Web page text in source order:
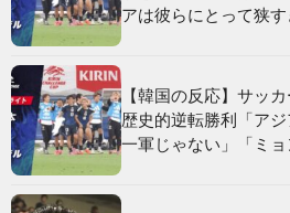
アは彼らにとって狭す
【韓国の反応】サッ
歴史的逆転勝利「ア
一軍じゃない」「ミョ